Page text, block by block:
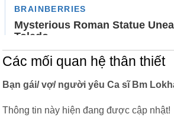
Các mối quan hệ thân thiết
Bạn gái/ vợ/ người yêu Ca sĩ Bm
Thông tin này hiện đang được cập nhật!